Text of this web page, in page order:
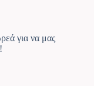
για να μας